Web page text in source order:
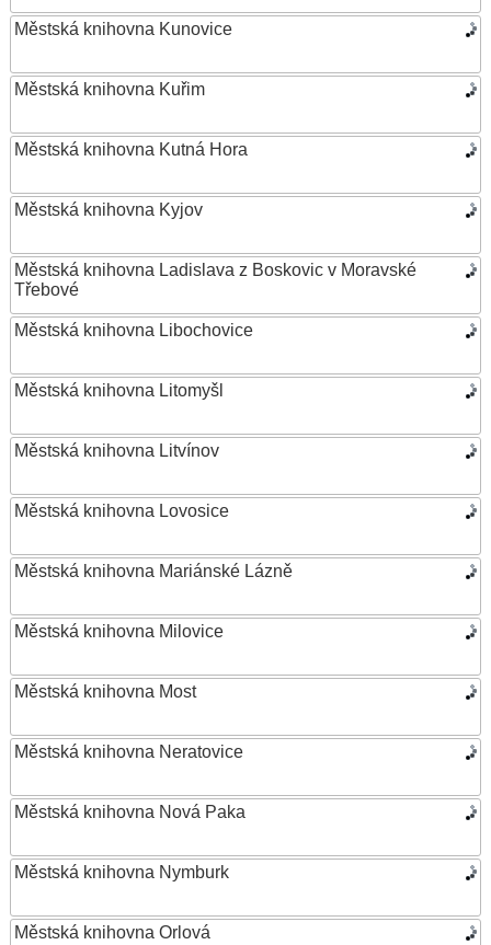
Městská knihovna Kunovice
Městská knihovna Kuřim
Městská knihovna Kutná Hora
Městská knihovna Kyjov
Městská knihovna Ladislava z Boskovic v Moravské
Třebové
Městská knihovna Libochovice
Městská knihovna Litomyšl
Městská knihovna Litvínov
Městská knihovna Lovosice
Městská knihovna Mariánské Lázně
Městská knihovna Milovice
Městská knihovna Most
Městská knihovna Neratovice
Městská knihovna Nová Paka
Městská knihovna Nymburk
Městská knihovna Orlová